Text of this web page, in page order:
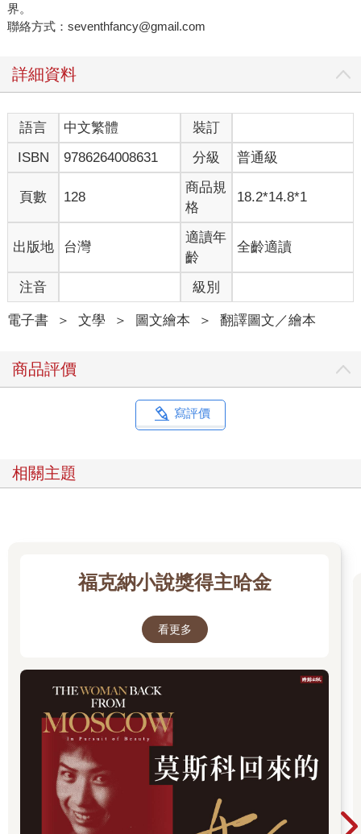
界。
聯絡方式：seventhfancy@gmail.com
詳細資料
語言 中文繁體
裝訂
ISBN
9786264008631 分級 普通級
頁數 128
商品規
格
18.2*14.8*1
出版地 台灣
適讀年
齡
全齡適讀
注音 級別
電子書 ＞ 文學 ＞ 圖文繪本 ＞ 翻譯圖文／繪本
商品評價
寫評價
相關主題
福克納小說獎得主哈金
看更多